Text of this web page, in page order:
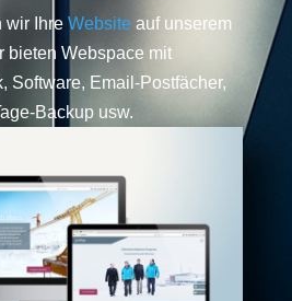
wir Ihre Website auf unserem
bieten Webspace mit
Software, Email-Postfächer,
Backup usw.